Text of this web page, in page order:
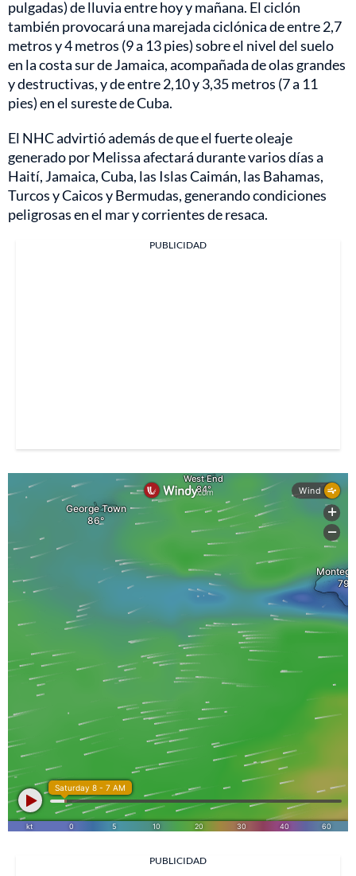
pulgadas) de lluvia entre hoy y mañana. El ciclón
también provocará una marejada ciclónica de entre 2,7
metros y 4 metros (9 a 13 pies) sobre el nivel del suelo
en la costa sur de Jamaica, acompañada de olas grandes
y destructivas, y de entre 2,10 y 3,35 metros (7 a 11
pies) en el sureste de Cuba.
El NHC advirtió además de que el fuerte oleaje
generado por Melissa afectará durante varios días a
Haití, Jamaica, Cuba, las Islas Caimán, las Bahamas,
Turcos y Caicos y Bermudas, generando condiciones
peligrosas en el mar y corrientes de resaca.
PUBLICIDAD
PUBLICIDAD